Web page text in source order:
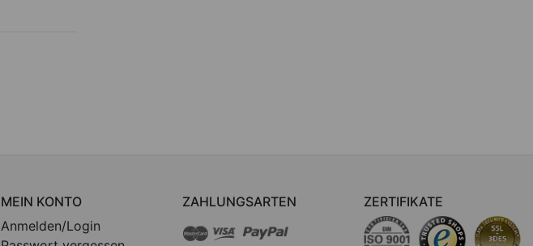
MEIN KONTO
Anmelden/Login
ZAHLUNGSARTEN ZERTIFIKATE